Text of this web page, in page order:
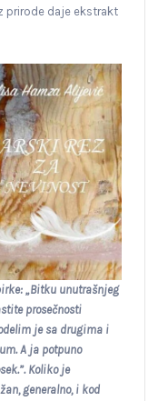
prirode daje ekstrakt
„Bitku unutrašnjeg
prosečnosti
je sa drugima i
A ja potpuno
Koliko je
generalno, i kod